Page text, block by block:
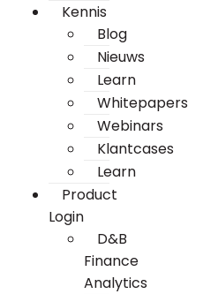
Kennis
Blog
Nieuws
Learn
Whitepapers
Webinars
Klantcases
Learn
Product
Login
D&B
Finance
Analytics